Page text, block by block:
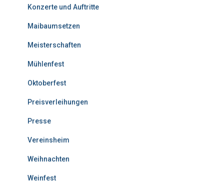
Konzerte und Auftritte
Maibaumsetzen
Meisterschaften
Mühlenfest
Oktoberfest
Preisverleihungen
Presse
Vereinsheim
Weihnachten
Weinfest